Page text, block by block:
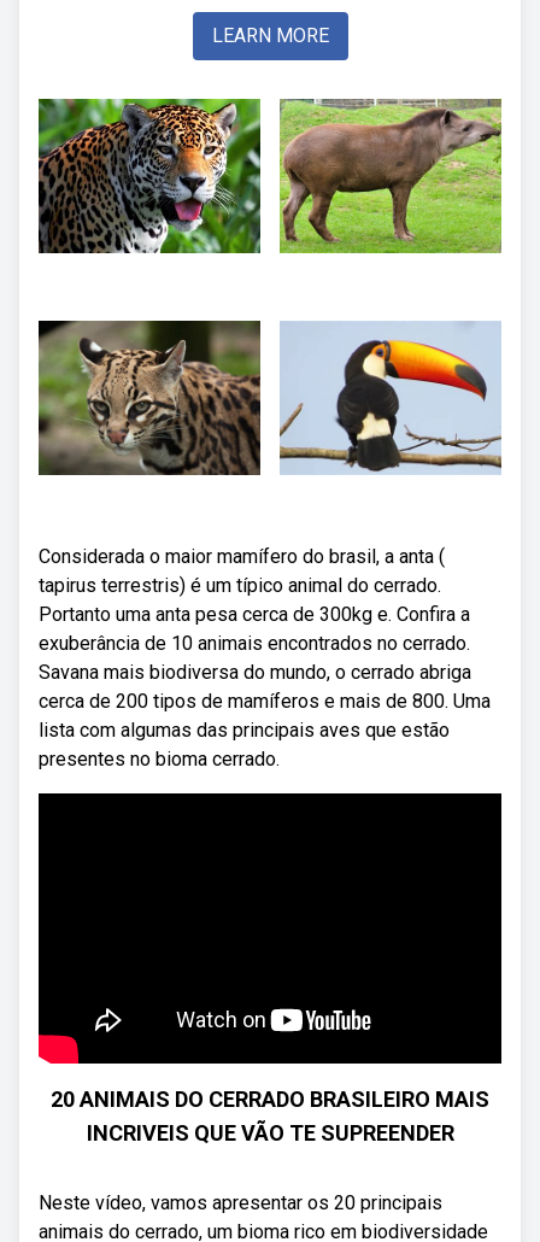
LEARN MORE
Considerada o maior mamífero do brasil, a anta (
tapirus terrestris) é um típico animal do cerrado.
Portanto uma anta pesa cerca de 300kg e. Confira a
exuberância de 10 animais encontrados no cerrado.
Savana mais biodiversa do mundo, o cerrado abriga
cerca de 200 tipos de mamíferos e mais de 800. Uma
lista com algumas das principais aves que estão
presentes no bioma cerrado.
20 ANIMAIS DO CERRADO BRASILEIRO MAIS
INCRIVEIS QUE VÃO TE SUPREENDER
Neste vídeo, vamos apresentar os 20 principais
animais do cerrado, um bioma rico em biodiversidade